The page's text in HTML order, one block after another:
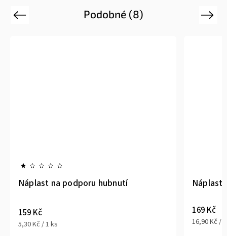
Podobné (8)
Previous
Náplast na podporu hubnutí
159 Kč
5,30 Kč / 1 ks
Náplast
169 Kč
16,90 Kč /
Next